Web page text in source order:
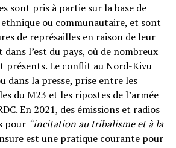
sont pris à partie sur la base de
ou communautaire, et sont
de représailles en raison de leur
l’est du pays, où de nombreux
présents. Le conflit au Nord-Kivu
dans la presse, prise entre les
du M23 et les ripostes de l’armée
En 2021, des émissions et radios
pour “incitation au tribalisme et à la
est une pratique courante pour